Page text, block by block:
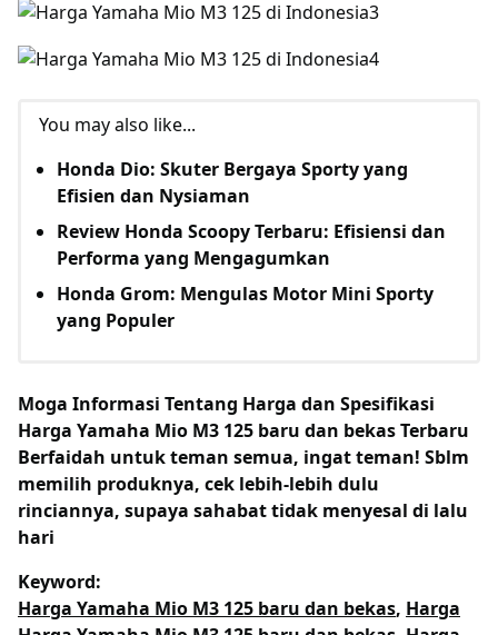
You may also like...
Honda Dio: Skuter Bergaya Sporty yang
Efisien dan Nysiaman
Review Honda Scoopy Terbaru: Efisiensi dan
Performa yang Mengagumkan
Honda Grom: Mengulas Motor Mini Sporty
yang Populer
Moga Informasi Tentang Harga dan Spesifikasi
Harga Yamaha Mio M3 125 baru dan bekas Terbaru
Berfaidah untuk teman semua, ingat teman! Sblm
memilih produknya, cek lebih-lebih dulu
rinciannya, supaya sahabat tidak menyesal di lalu
hari
Keyword:
Harga Yamaha Mio M3 125 baru dan bekas, Harga